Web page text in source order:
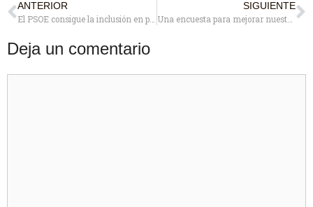
ANTERIOR
El PSOE consigue la inclusión en presupuestos de actuaciones para la mejora definitiva del Arroyo Pozuelo
SIGUIENTE
Una encuesta para mejorar nuestro trabajo y mejorar la ciudad
Deja un comentario